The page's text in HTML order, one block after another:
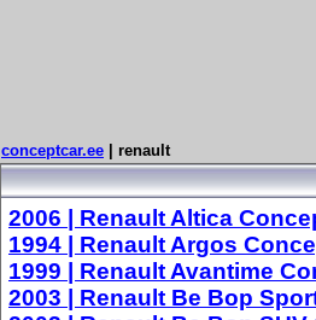
conceptcar.ee | renault
2006 | Renault Altica
1994 | Renault Argos
1999 | Renault Avantime
2003 | Renault Be Bop